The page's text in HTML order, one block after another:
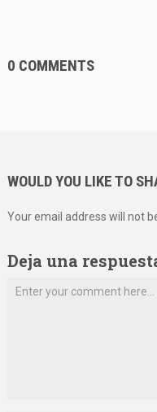
0 COMMENTS
WOULD YOU LIKE TO
Your email address will not
Deja una